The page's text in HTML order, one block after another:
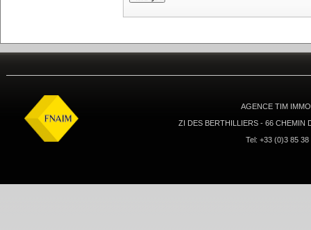
AGENCE TIM
ZI DES BERTHILLIERS - 66 CHEMIN
Tel: +33 (0)3 85